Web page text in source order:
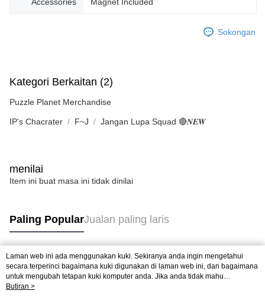
Sokongan
Kategori Berkaitan (2)
Puzzle Planet Merchandise
IP's Chacrater F~J Jangan Lupa Squad 🔴𝑵𝑬𝑾
menilai
Item ini buat masa ini tidak dinilai
Paling PopularJualan paling laris
Tag Popular
Jualan paling laris
Laman web ini ada menggunakan kuki. Sekiranya anda ingin mengetahui
secara terperinci bagaimana kuki digunakan di laman web ini, dan bagaimana
untuk mengubah tetapan kuki komputer anda. Jika anda tidak mahu
menggunakan kuki di komputer anda, sila rujuk penerangan mengenai kuki.
Butiran >